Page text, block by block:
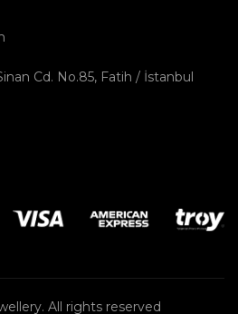
Cd. No.85, Fatih / İstanbul
. All rights reserved